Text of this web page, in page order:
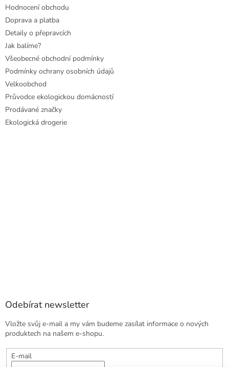
Hodnocení obchodu
Doprava a platba
Detaily o přepravcích
Jak balíme?
Všeobecné obchodní podmínky
Podmínky ochrany osobních údajů
Velkoobchod
Průvodce ekologickou domácností
Prodávané značky
Ekologická drogerie
Odebírat newsletter
Vložte svůj e-mail a my vám budeme zasílat informace o nových
produktech na našem e-shopu.
E-mail